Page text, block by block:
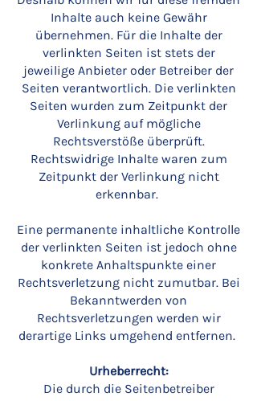
Inhalte auch keine Gewähr
übernehmen. Für die Inhalte der
verlinkten Seiten ist stets der
jeweilige Anbieter oder Betreiber der
Seiten verantwortlich. Die verlinkten
Seiten wurden zum Zeitpunkt der
Verlinkung auf mögliche
Rechtsverstöße überprüft.
Rechtswidrige Inhalte waren zum
Zeitpunkt der Verlinkung nicht
erkennbar.
Eine permanente inhaltliche Kontrolle
der verlinkten Seiten ist jedoch ohne
konkrete Anhaltspunkte einer
Rechtsverletzung nicht zumutbar. Bei
Bekanntwerden von
Rechtsverletzungen werden wir
derartige Links umgehend entfernen.
Urheberrecht:
Die durch die Seitenbetreiber